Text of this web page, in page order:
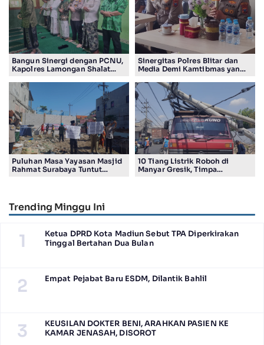
Bangun Sinergi dengan PCNU,
Kapolres Lamongan Shalat
Pengurus
Sinergitas Polres Blitar dan
Media Demi Kamtibmas yang
Puluhan Masa Yayasan Masjid
Rahmat Surabaya Tuntut
10 Tiang Listrik Roboh di
Manyar Gresik, Timpa
Trending Minggu Ini
1
Ketua DPRD Kota Madiun Sebut TPA Diperkirakan
Tinggal Bertahan Dua Bulan
2 Empat Pejabat Baru ESDM, Dilantik Bahlil
3
KEUSILAN DOKTER BENI, ARAHKAN PASIEN KE
KAMAR JENASAH, DISOROT